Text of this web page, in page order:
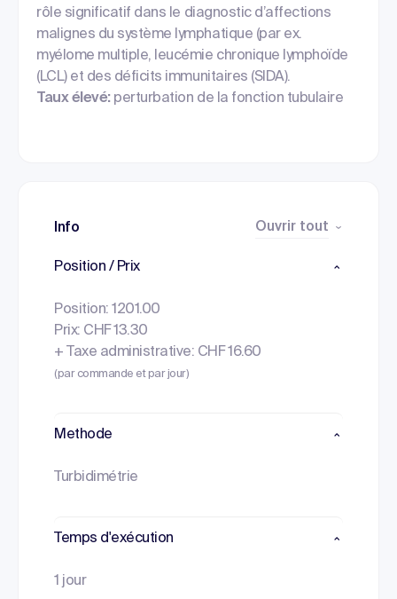
rôle significatif dans le diagnostic d’affections
malignes du système lymphatique (par ex.
myélome multiple, leucémie chronique lymphoïde
(LCL) et des déficits immunitaires (SIDA).
Taux élevé:perturbation de la fonction tubulaire
Info Ouvrir tout
Position / Prix
Position: 1201.00
Prix: CHF 13.30
+ Taxe administrative: CHF 16.60
(par commande et par jour)
Methode
Turbidimétrie
Temps d'exécution
1 jour